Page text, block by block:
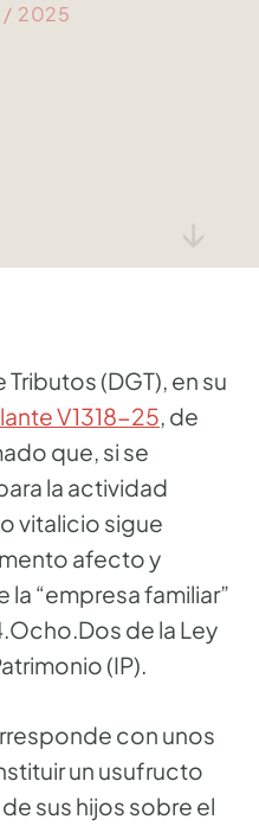
↓
/ 2025
(DGT), en su
V1318-25, de
que, si se
la actividad
vitalicio sigue
afecto y
“empresa familiar”
de la Ley
(IP).
con unos
un usufructo
sus hijos sobre el